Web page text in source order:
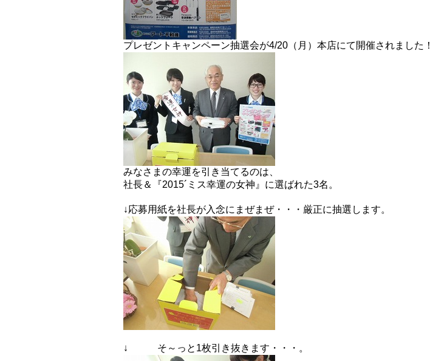
プレゼントキャンペーン抽選会が4/20（月）本店にて開催されました！
みなさまの幸運を引き当てるのは、
社長＆『2015´ミス幸運の女神』に選ばれた3名。
↓応募用紙を社長が入念にまぜまぜ・・・厳正に抽選します。
↓ そ～っと1枚引き抜きます・・・。